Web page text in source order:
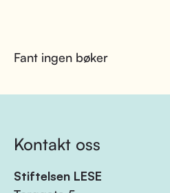
Fant ingen bøker
Kontakt oss
Stiftelsen LESE